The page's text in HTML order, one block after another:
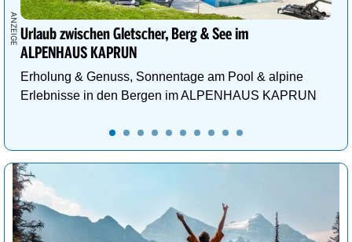
Urlaub zwischen Gletscher, Berg & See im
ALPENHAUS KAPRUN
Erholung & Genuss, Sonnentage am Pool & alpine
Erlebnisse in den Bergen im ALPENHAUS KAPRUN